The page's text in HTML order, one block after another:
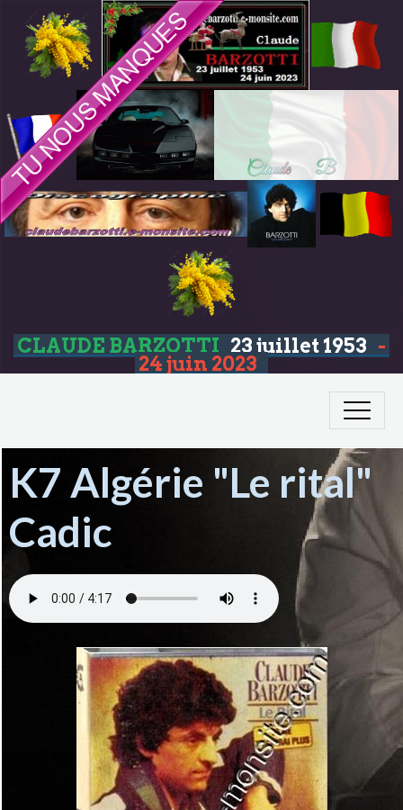
CLAUDE BARZOTTI 23 juillet 1953 -
24 juin 2023
K7 Algérie "Le rital"
Cadic